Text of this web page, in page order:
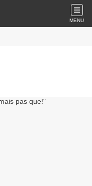
MENU